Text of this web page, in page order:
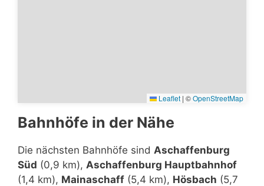
Leaflet | ©OpenStreetMap
Bahnhöfe in der Nähe
Die nächsten Bahnhöfe sind Aschaffenburg
Süd (0,9 km), Aschaffenburg Hauptbahnhof
(1,4 km), Mainaschaff (5,4 km), Hösbach (5,7